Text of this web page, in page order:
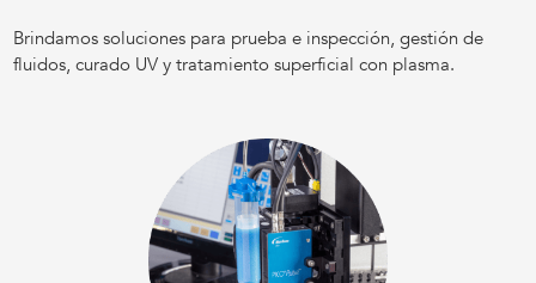
Brindamos soluciones para prueba e inspección, gestión de
fluidos, curado UV y tratamiento superficial con plasma.